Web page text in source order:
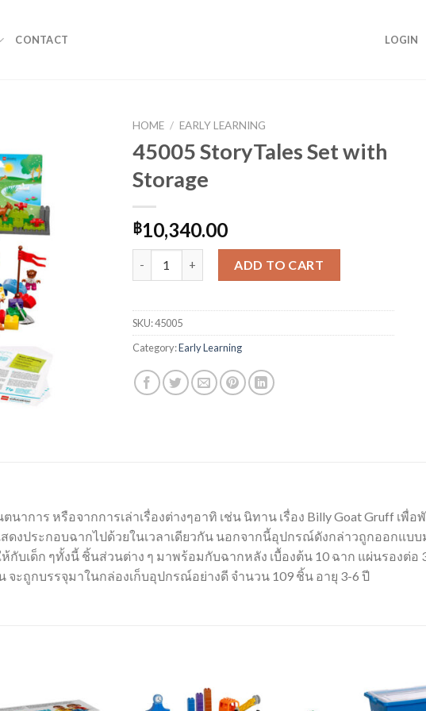
CONTACT LOGIN
HOME / EARLY LEARNING
45005 StoryTales Set with
Storage
฿10,340.00
ADD TO CART
SKU:45005
Category:Early Learning
าการ หรือจากการเล่าเรื่องต่างๆอาทิ เช่น นิทาน เรื่อง Billy Goat Gruff เพื่
ดงประกอบฉากไปด้วยในเวลาเดียวกัน นอกจากนี้อุปกรณ์ดังกล่าวถูกออกแบบ
เด็ก ๆทั้งนี้ ชิ้นส่วนต่าง ๆ มาพร้อมกับฉากหลัง เบื้องต้น 10 ฉาก แผ่นรองต่อ
ะถูกบรรจุมาในกล่องเก็บอุปกรณ์อย่างดี จำนวน 109 ชิ้น อายุ 3-6 ปี